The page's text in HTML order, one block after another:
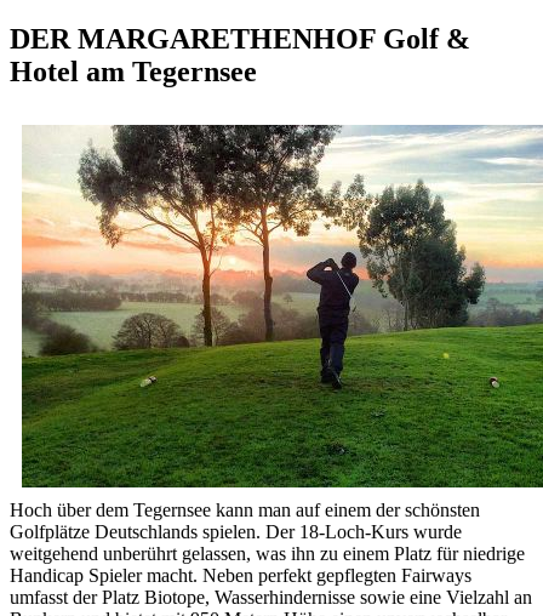
DER MARGARETHENHOF Golf &
Hotel am Tegernsee
Hoch über dem Tegernsee kann man auf einem der schönsten
Golfplätze Deutschlands spielen. Der 18-Loch-Kurs wurde
weitgehend unberührt gelassen, was ihn zu einem Platz für niedrige
Handicap Spieler macht. Neben perfekt gepflegten Fairways
umfasst der Platz Biotope, Wasserhindernisse sowie eine Vielzahl an